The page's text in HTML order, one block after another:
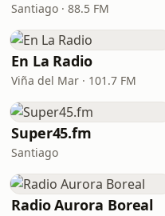
Santiago · 88.5 FM
En La Radio
Viña del Mar · 101.7 FM
Super45.fm
Santiago
Radio Aurora Boreal